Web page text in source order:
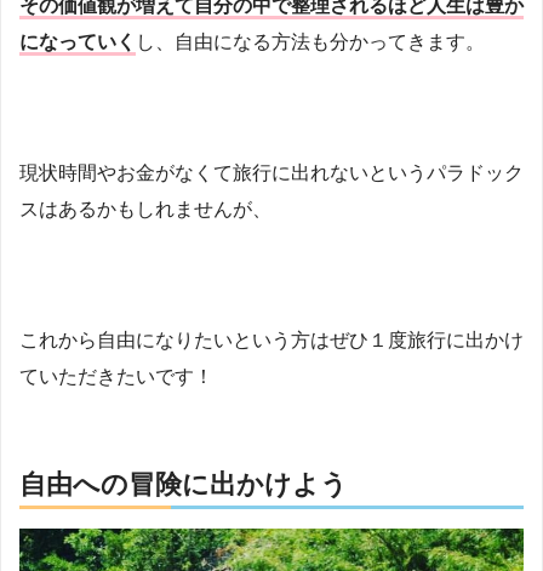
その価値観が増えて自分の中で整理されるほど人生は豊か
になっていく し、自由になる方法も分かってきます。
現状時間やお金がなくて旅行に出れないというパラドック
スはあるかもしれませんが、
これから自由になりたいという方はぜひ１度旅行に出かけ
ていただきたいです！
自由への冒険に出かけよう